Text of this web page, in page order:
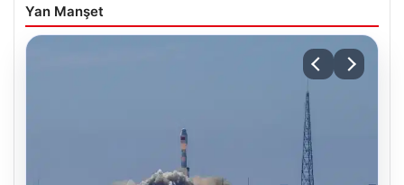
Yan Manşet